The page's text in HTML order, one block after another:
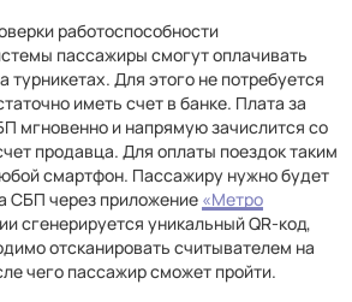
работоспособности
пассажиры смогут оплачивать
турникетах. Для этого не потребуется
иметь счет в банке. Плата за
мгновенно и напрямую зачислится со
продавца. Для оплаты поездок таким
смартфон. Пассажиру нужно будет
СБП через приложение «Метро
сгенерируется уникальный QR-код,
отсканировать считывателем на
чего пассажир сможет пройти.